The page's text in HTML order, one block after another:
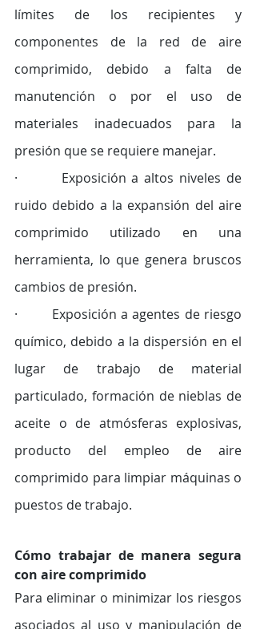
límites de los recipientes y
componentes de la red de aire
comprimido, debido a falta de
manutención o por el uso de
materiales inadecuados para la
presión que se requiere manejar.
·        Exposición a altos niveles de
ruido debido a la expansión del aire
comprimido utilizado en una
herramienta, lo que genera bruscos
cambios de presión.
·        Exposición a agentes de riesgo
químico, debido a la dispersión en el
lugar de trabajo de material
particulado, formación de nieblas de
aceite o de atmósferas explosivas,
producto del empleo de aire
comprimido para limpiar máquinas o
puestos de trabajo.
Cómo trabajar de manera segura
con aire comprimido
Para eliminar o minimizar los riesgos
asociados al uso y manipulación de